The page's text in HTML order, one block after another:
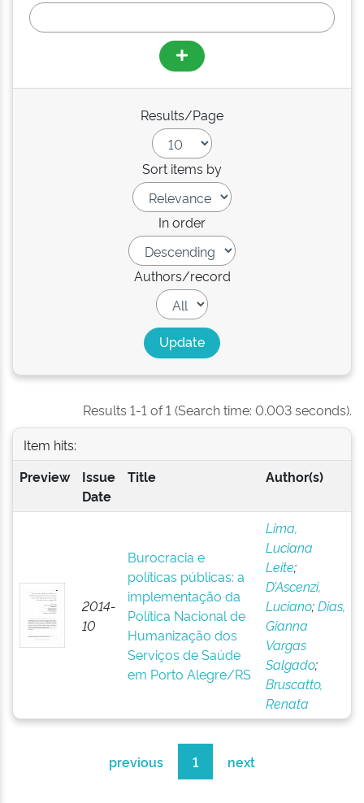
Results/Page
Sort items by
In order
Authors/record
Results 1-1 of 1 (Search time: 0.003 seconds).
Item hits:
Preview
Issue
Date
Title Author(s)
2014-
10
Burocracia e
políticas públicas: a
implementação da
Política Nacional de
Humanização dos
Serviços de Saúde
em Porto Alegre/RS
Lima,
Luciana
Leite;
D’Ascenzi,
Luciano;Dias,
Gianna
Vargas
Salgado;
Bruscatto,
Renata
previous 1 next